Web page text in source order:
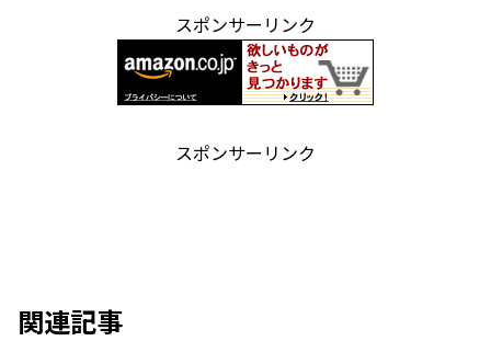
スポンサーリンク
スポンサーリンク
関連記事